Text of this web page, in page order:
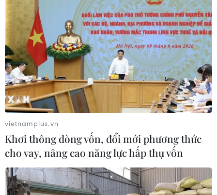
vietnamplus.vn
Khơi thông dòng vốn, đổi mới phương thức
cho vay, nâng cao năng lực hấp thụ vốn